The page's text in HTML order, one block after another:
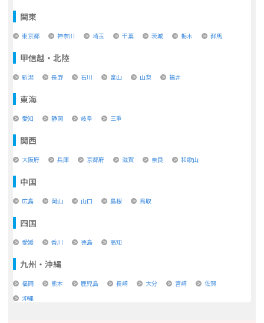
関東
東京都 神奈川 埼玉 千葉 茨城 栃木 群馬
甲信越・北陸
新潟 長野 石川 富山 山梨 福井
東海
愛知 静岡 岐阜 三重
関西
大阪府 兵庫 京都府 滋賀 奈良 和歌山
中国
広島 岡山 山口 島根 鳥取
四国
愛媛 香川 徳島 高知
九州・沖縄
福岡 熊本 鹿児島 長崎 大分 宮崎
佐賀
沖縄